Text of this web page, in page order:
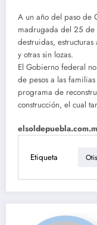
A un año del paso de
madrugada del 25 de
destruidas,
y otras sin lozas.
El Gobierno federal
de pesos a las
programa de
construcción, el cual
Etiqueta Otis